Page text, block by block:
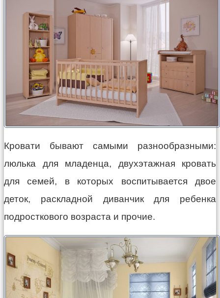
Кровати бывают самыми разнообразными:
люлька для младенца, двухэтажная кровать
для семей, в которых воспитывается двое
деток, раскладной диванчик для ребенка
подросткового возраста и прочие.